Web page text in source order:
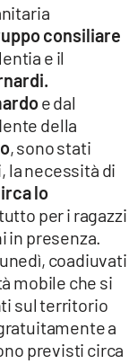
consiliare
e il
e dal
della
, sono stati
necessità di
lo
per i ragazzi
in presenza.
coadiuvati
mobile che si
sul territorio
a
previsti circa